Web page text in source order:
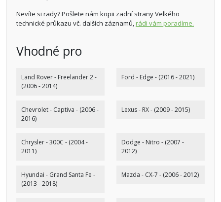
Nevíte si rady? Pošlete nám kopii zadní strany Velkého
technické průkazu vč. dalších záznamů,rádi vám poradíme.
Vhodné pro
Land Rover - Freelander 2 -
(2006 - 2014)
Ford - Edge - (2016 - 2021)
Chevrolet - Captiva - (2006 -
2016)
Lexus - RX - (2009 - 2015)
Chrysler - 300C - (2004 -
2011)
Dodge - Nitro - (2007 -
2012)
Hyundai - Grand Santa Fe -
(2013 - 2018)
Mazda - CX-7 - (2006 - 2012)